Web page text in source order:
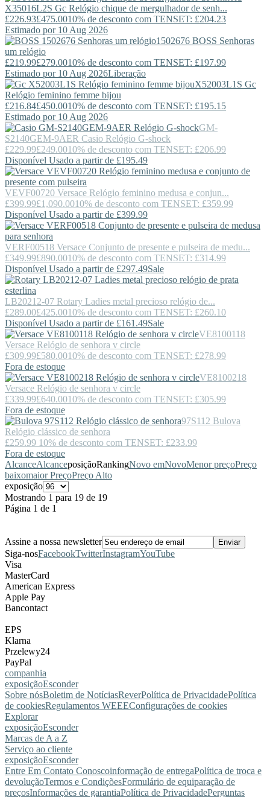
X35016L2S Gc Relógio chique de mergulhador de senh...
£226.93£475.0010% de desconto com TENSET: £204.23
Estimado por 10 Aug 2026
1502676 BOSS Senhoras
um relógio
£219.99£279.0010% de desconto com TENSET: £197.99
Estimado por 10 Aug 2026Liberação
X52003L1S Gc
Relógio feminino femme bijou
£216.84£450.0010% de desconto com TENSET: £195.15
Estimado por 10 Aug 2026
GM-
S2140GEM-9AER Casio Relógio G-shock
£229.99£249.0010% de desconto com TENSET: £206.99
Disponível Usado a partir de £195.49
VEVF00720 Versace Relógio feminino medusa e conjun...
£399.99£1,090.0010% de desconto com TENSET: £359.99
Disponível Usado a partir de £399.99
VERF00518 Versace Conjunto de presente e pulseira de medu...
£349.99£890.0010% de desconto com TENSET: £314.99
Disponível Usado a partir de £297.49Sale
LB20212-07 Rotary Ladies metal precioso relógio de...
£289.00£425.0010% de desconto com TENSET: £260.10
Disponível Usado a partir de £161.49Sale
VE8100118
Versace Relógio de senhora v circle
£309.99£580.0010% de desconto com TENSET: £278.99
Fora de estoque
VE8100218
Versace Relógio de senhora v circle
£339.99£640.0010% de desconto com TENSET: £305.99
Fora de estoque
97S112 Bulova
Relógio clássico de senhora
£259.99 10% de desconto com TENSET: £233.99
Fora de estoque
AlcanceAlcanceposiçãoRankingNovo emNovoMenor preçoPreço
baixomaior PreçoPreço Alto
exposição
Mostrando 1 para 19 de 19
Página 1 de 1
Assine a nossa newsletter
Siga-nosFacebookTwitterInstagramYouTube
Visa
MasterCard
American Express
Apple Pay
Bancontact
EPS
Klarna
Przelewy24
PayPal
companhia
exposiçãoEsconder
Sobre nósBoletim de NotíciasReverPolítica de PrivacidadePolítica
de cookiesRegulamentos WEEEConfigurações de cookies
Explorar
exposiçãoEsconder
Marcas de A a Z
Serviço ao cliente
exposiçãoEsconder
Entre Em Contato Conoscoinformação de entregaPolítica de troca e
devoluçãoTermos e CondiçõesFormulário de equiparação de
preçosInformações de garantiaPolítica de PrivacidadePerguntas